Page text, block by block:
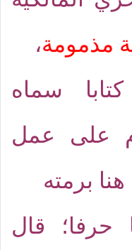
مذمومة،
سماه
على عمل
هنا برمته
حرفا؛ قال